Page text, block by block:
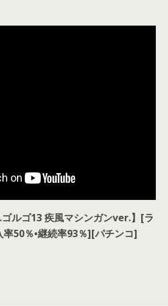
ルゴ13 疾風マシンガンver.】[ラ
率50％•継続率93％][パチンコ]